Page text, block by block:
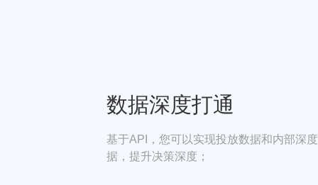
数据深度打通
基于API，您可以实现投放数据和内部深
据，提升决策深度；